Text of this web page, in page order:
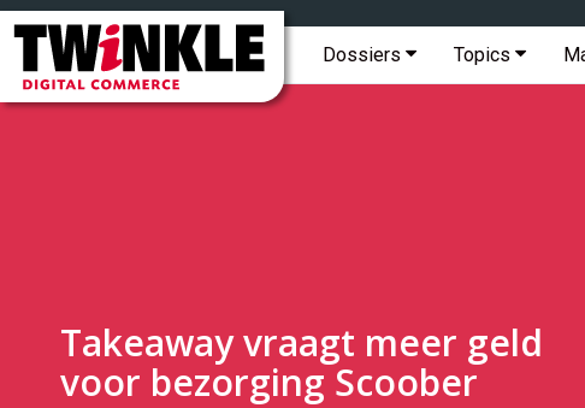
Twinkle
Digital
Commerce
Hoofdmenu
Dossiers Topics
Topmenu
Takeaway vraagt meer geld
voor bezorging Scoober